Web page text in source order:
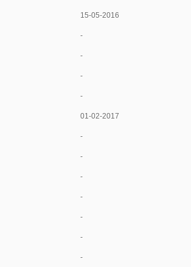
15-05-2016
-
-
-
-
01-02-2017
-
-
-
-
-
-
-